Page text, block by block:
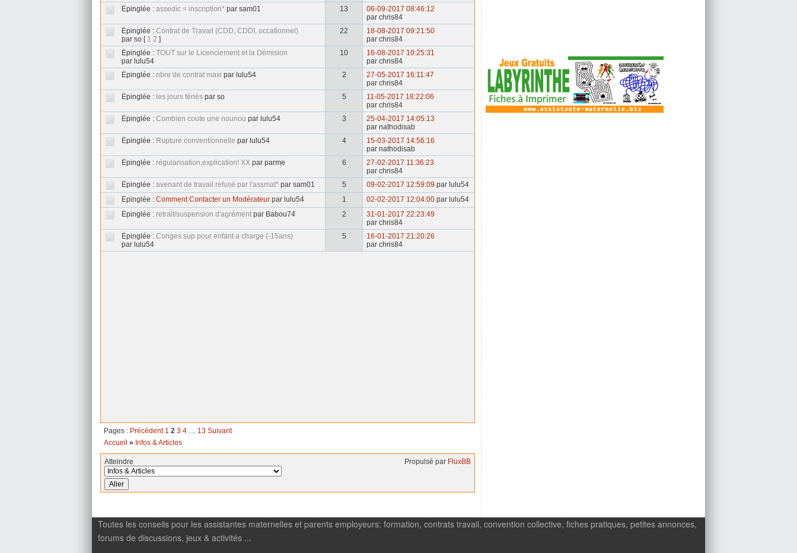
Épinglée : assedic = inscription* par sam01 13
06-09-2017 08:46:12
par chris84
Épinglée : Contrat de Travail (CDD, CDDI, occationnel)
par so [ 1 2 ]
22
18-08-2017 09:21:50
par chris84
Épinglée : TOUT sur le Licenciement et la Démision
par lulu54
10
16-08-2017 10:25:31
par chris84
Épinglée : nbre de contrat maxi par lulu54 2
27-05-2017 16:11:47
par chris84
Épinglée : les jours fériés par so 5
11-05-2017 18:22:06
par chris84
Épinglée : Combien coute une nounou par lulu54 3
25-04-2017 14:05:13
par nathodisab
Épinglée : Rupture conventionnelle par lulu54 4
15-03-2017 14:56:16
par nathodisab
Épinglée : régularisation,explication! XX par parme 6
27-02-2017 11:36:23
par chris84
Épinglée : avenant de travail refusé par l'assmat* par sam01 5 09-02-2017 12:59:09 par lulu54
Épinglée : Comment Contacter un Modérateur par lulu54 1 02-02-2017 12:04:00 par lulu54
Épinglée : retrait/suspension d'agrément par Babou74 2
31-01-2017 22:23:49
par chris84
Épinglée : Conges sup pour enfant a charge (-15ans)
par lulu54
5
16-01-2017 21:20:26
par chris84
Pages : Précédent 1 2 3 4 … 13 Suivant
Accueil » Infos & Articles
Atteindre Propulsé par FluxBB
Toutes les conseils pour les assistantes maternelles et parents employeurs: formation, contrats travail, convention collective, fiches pratiques, petites annonces,
forums de discussions, jeux & activités ...